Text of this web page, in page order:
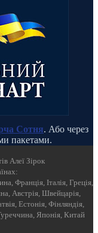
Сотня. Або через
пакетами.
Алеї Зірок
Франція, Італія, Греція,
Австрія, Швейцарія,
Естонія, Фінляндія,
Японія, Китай